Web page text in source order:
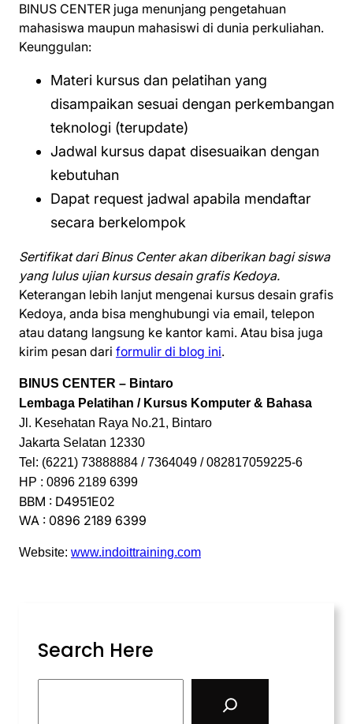
BINUS CENTER juga menunjang pengetahuan
mahasiswa maupun mahasiswi di dunia perkuliahan.
Keunggulan:
Materi kursus dan pelatihan yang
disampaikan sesuai dengan perkembangan
teknologi (terupdate)
Jadwal kursus dapat disesuaikan dengan
kebutuhan
Dapat request jadwal apabila mendaftar
secara berkelompok
Sertifikat dari Binus Center akan diberikan bagi siswa
yang lulus ujian kursus desain grafis Kedoya.
Keterangan lebih lanjut mengenai kursus desain grafis
Kedoya, anda bisa menghubungi via email, telepon
atau datang langsung ke kantor kami. Atau bisa juga
kirim pesan dari formulir di blog ini.
BINUS CENTER – Bintaro
Lembaga Pelatihan / Kursus Komputer & Bahasa
Jl. Kesehatan Raya No.21, Bintaro
Jakarta Selatan 12330
Tel: (6221) 73888884 / 7364049 / 082817059225-6
HP : 0896 2189 6399
BBM : D4951E02
WA : 0896 2189 6399
Website: www.indoittraining.com
Search Here